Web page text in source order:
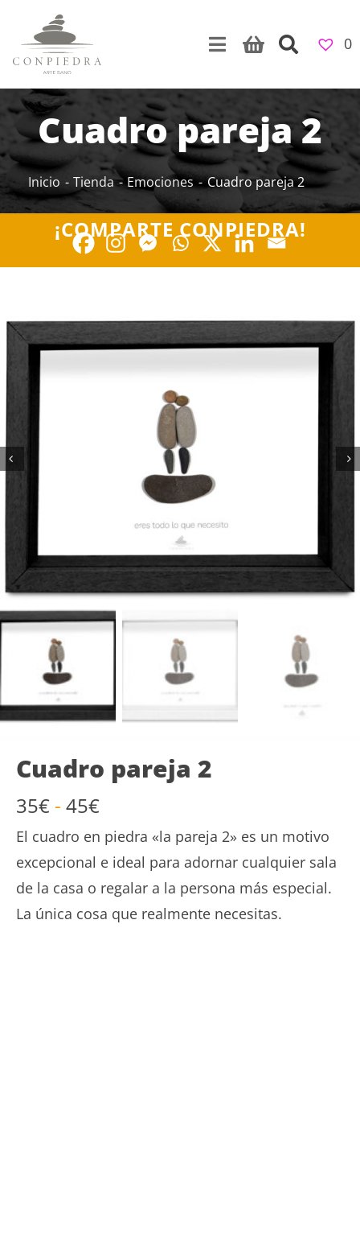
content
0
Cuadro pareja 2
Inicio Tienda Emociones Cuadro pareja 2
¡COMPARTE CONPIEDRA!
Cuadro pareja 2
35€ - 45€Rango
precios:
desde
35€
hasta
45€
El cuadro en piedra «la pareja 2» es un motivo
excepcional e ideal para adornar cualquier sala
de la casa o regalar a la persona más especial.
La única cosa que realmente necesitas.